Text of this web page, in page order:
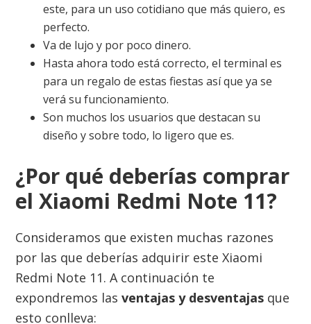
este, para un uso cotidiano que más quiero, es
perfecto.
Va de lujo y por poco dinero.
Hasta ahora todo está correcto, el terminal es
para un regalo de estas fiestas así que ya se
verá su funcionamiento.
Son muchos los usuarios que destacan su
diseño y sobre todo, lo ligero que es.
¿Por qué deberías comprar
el Xiaomi Redmi Note 11?
Consideramos que existen muchas razones
por las que deberías adquirir este Xiaomi
Redmi Note 11. A continuación te
expondremos las ventajas y desventajas que
esto conlleva: